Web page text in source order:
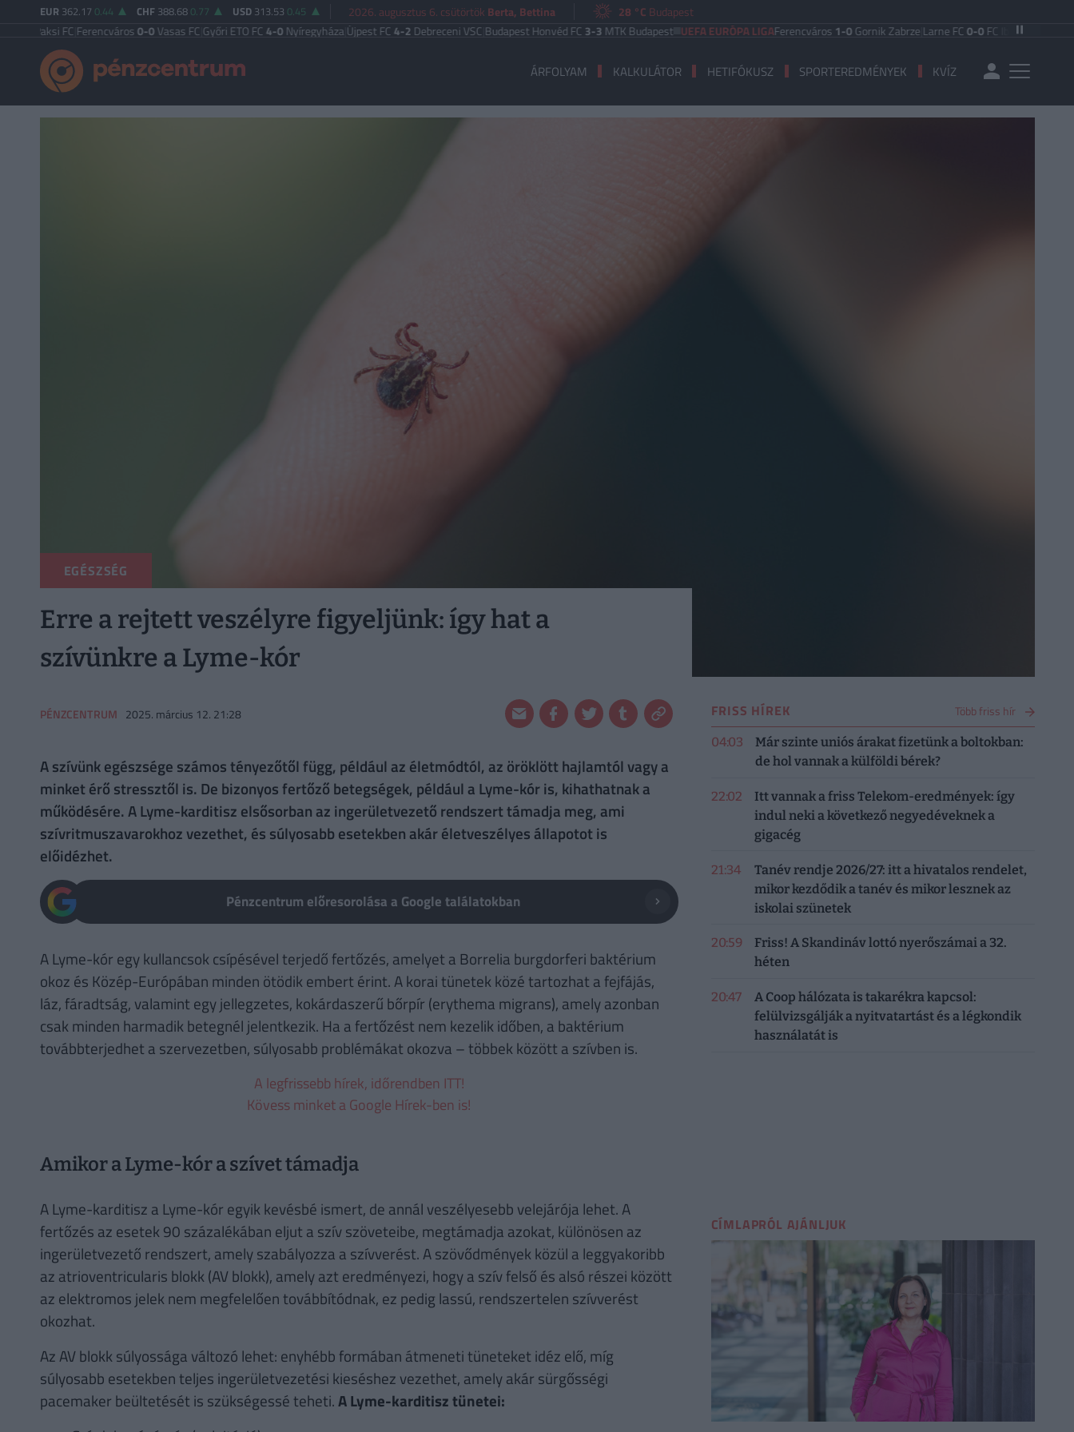
EUR 362.17 0.44 CHF 388.68 0.77 USD 313.53 0.45 2026. augusztus 6. csütörtök Berta, Bettina 28 °C Budapest
Ferencváros0-0Vasas FC|Győri ETO FC4-0Nyíregyháza|Újpest FC4-2Debreceni VSC|Budapest Honvéd FC3-3MTK Budapest UEFA EURÓPA LIGAFerencváros1-0Gornik Zabrze|Larne FC0-0FC Iberia 1999 |Shamrock
ÁRFOLYAM KALKULÁTOR HETIFÓKUSZ SPORTEREDMÉNYEK KVÍZ
EGÉSZSÉG
Erre a rejtett veszélyre figyeljünk: így hat a
szívünkre a Lyme-kór
PÉNZCENTRUM 2025. március 12. 21:28
A szívünk egészsége számos tényezőtől függ, például az életmódtól, az öröklött hajlamtól vagy a
minket érő stressztől is. De bizonyos fertőző betegségek, például a Lyme-kór is, kihathatnak a
működésére. A Lyme-karditisz elsősorban az ingerületvezető rendszert támadja meg, ami
szívritmuszavarokhoz vezethet, és súlyosabb esetekben akár életveszélyes állapotot is
előidézhet.
Pénzcentrum előresorolása a Google találatokban
A Lyme-kór egy kullancsok csípésével terjedő fertőzés, amelyet a Borrelia burgdorferi baktérium
okoz és Közép-Európában minden ötödik embert érint. A korai tünetek közé tartozhat a fejfájás,
láz, fáradtság, valamint egy jellegzetes, kokárdaszerű bőrpír (erythema migrans), amely azonban
csak minden harmadik betegnél jelentkezik. Ha a fertőzést nem kezelik időben, a baktérium
továbbterjedhet a szervezetben, súlyosabb problémákat okozva – többek között a szívben is.
A legfrissebb hírek, időrendben ITT!
Kövess minket a Google Hírek-ben is!
Amikor a Lyme-kór a szívet támadja
A Lyme-karditisz a Lyme-kór egyik kevésbé ismert, de annál veszélyesebb velejárója lehet. A
fertőzés az esetek 90 százalékában eljut a szív szöveteibe, megtámadja azokat, különösen az
ingerületvezető rendszert, amely szabályozza a szívverést. A szövődmények közül a leggyakoribb
az atrioventricularis blokk (AV blokk), amely azt eredményezi, hogy a szív felső és alsó részei között
az elektromos jelek nem megfelelően továbbítódnak, ez pedig lassú, rendszertelen szívverést
okozhat.
Az AV blokk súlyossága változó lehet: enyhébb formában átmeneti tüneteket idéz elő, míg
súlyosabb esetekben teljes ingerületvezetési kieséshez vezethet, amely akár sürgősségi
pacemaker beültetését is szükségessé teheti.A Lyme-karditisz tünetei:
FRISS HÍREK Több friss hír
04:03
Már szinte uniós árakat fizetünk a boltokban:
de hol vannak a külföldi bérek?
22:02
Itt vannak a friss Telekom-eredmények: így
indul neki a következő negyedéveknek a
gigacég
21:34
Tanév rendje 2026/27: itt a hivatalos rendelet,
mikor kezdődik a tanév és mikor lesznek az
iskolai szünetek
20:59
Friss! A Skandináv lottó nyerőszámai a 32.
héten
20:47
A Coop hálózata is takarékra kapcsol:
felülvizsgálják a nyitvatartást és a légkondik
használatát is
CÍMLAPRÓL AJÁNLJUK